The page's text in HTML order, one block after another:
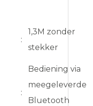
:
1,3M zonder
stekker
:
Bediening via
meegeleverde
Bluetooth